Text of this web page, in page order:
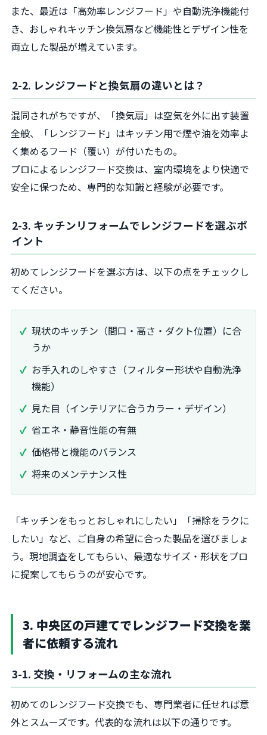
また、最近は「高効率レンジフード」や自動洗浄機能付
き、おしゃれキッチン換気扇など機能性とデザイン性を
両立した製品が増えています。
2-2. レンジフードと換気扇の違いとは？
混同されがちですが、「換気扇」は空気を外に出す装置
全般、「レンジフード」はキッチン用で煙や油を効率よ
く集めるフード（覆い）が付いたもの。
プロによるレンジフード交換は、室内環境をより快適で
安全に保つため、専門的な知識と経験が必要です。
2-3. キッチンリフォームでレンジフードを選ぶポ
イント
初めてレンジフードを選ぶ方は、以下の点をチェックし
てください。
現状のキッチン（間口・高さ・ダクト位置）に合
うか
お手入れのしやすさ（フィルター形状や自動洗浄
機能）
見た目（インテリアに合うカラー・デザイン）
省エネ・静音性能の有無
価格帯と機能のバランス
将来のメンテナンス性
「キッチンをもっとおしゃれにしたい」「掃除をラクに
したい」など、ご自身の希望に合った製品を選びましょ
う。現地調査をしてもらい、最適なサイズ・形状をプロ
に提案してもらうのが安心です。
3. 中央区の戸建てでレンジフード交換を業
者に依頼する流れ
3-1. 交換・リフォームの主な流れ
初めてのレンジフード交換でも、専門業者に任せれば意
外とスムーズです。代表的な流れは以下の通りです。